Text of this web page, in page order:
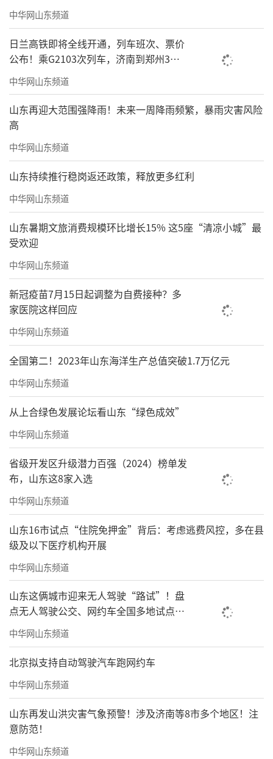
从2025年世界读书日首次发布TAOTIE中国
书香城市榜以来，TAOTIE THINK TANK（饕餮
智库）便持续以产业研究与城市规划的专业视
角，持续关注并记录全民阅读的城市实践。此
番推出2026年度榜单，既是对各地书香建设成
果的系统梳理，也为城市间互学互鉴、经验共
享搭建了专业平台，更为公共文化政策优化、
阅读服务体系完善提供务实参考，以持续的智
力支持，为全民阅读走深走实、城市文化软实
力不断提升注入持久动力。
中华网山东频道
日兰高铁即将全线开通，列车班次、票价
公布！乘G2103次列车，济南到郑州3小
时到达
中华网山东频道
山东再迎大范围强降雨！未来一周降雨频繁，暴雨灾害风险
高
中华网山东频道
山东持续推行稳岗返还政策，释放更多红利
中华网山东频道
山东暑期文旅消费规模环比增长15% 这5座“清凉小城”最
受欢迎
中华网山东频道
新冠疫苗7月15日起调整为自费接种？多
家医院这样回应
中华网山东频道
全国第二！2023年山东海洋生产总值突破1.7万亿元
中华网山东频道
从上合绿色发展论坛看山东“绿色成效”
中华网山东频道
省级开发区升级潜力百强（2024）榜单发
布，山东这8家入选
中华网山东频道
山东16市试点“住院免押金”背后：考虑逃费风控，多在县
级及以下医疗机构开展
中华网山东频道
山东这俩城市迎来无人驾驶“路试”！盘
点无人驾驶公交、网约车全国多地试点之
路
中华网山东频道
北京拟支持自动驾驶汽车跑网约车
中华网山东频道
山东再发山洪灾害气象预警！涉及济南等8市多个地区！注
意防范！
中华网山东频道